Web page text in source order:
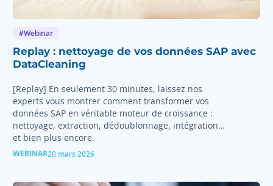
#Webinar
Replay : nettoyage de vos données SAP avec
DataCleaning
[Replay] En seulement 30 minutes, laissez nos
experts vous montrer comment transformer vos
données SAP en véritable moteur de croissance :
nettoyage, extraction, dédoublonnage, intégration…
et bien plus encore.
WEBINAR20 mars 2026